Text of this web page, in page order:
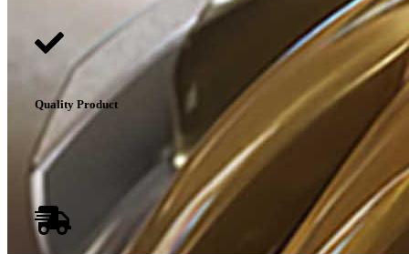
Quality Product